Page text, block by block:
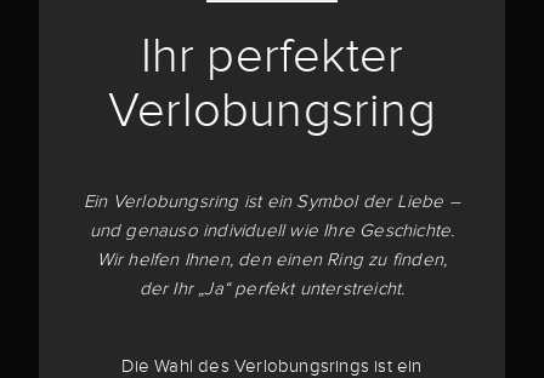
Ihr perfekter
Verlobungsring
Ein Verlobungsring ist ein Symbol der Liebe –
und genauso individuell wie Ihre Geschichte.
Wir helfen Ihnen, den einen Ring zu finden,
der Ihr „Ja“ perfekt unterstreicht.
Die Wahl des Verlobungsrings ist ein